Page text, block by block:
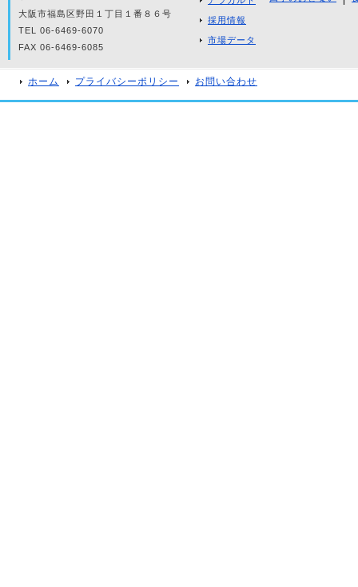
採用情報
市場データ
大阪市福島区野田１丁目１番８６号
TEL 06-6469-6070
FAX 06-6469-6085
ホーム プライバシーポリシー お問い合わせ